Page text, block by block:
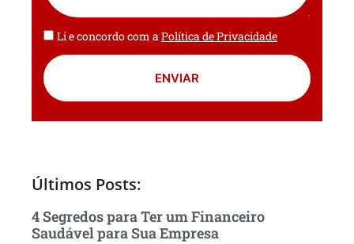
Li e concordo com aPolítica de Privacidade
ENVIAR
Últimos Posts:
4 Segredos para Ter um Financeiro
Saudável para Sua Empresa